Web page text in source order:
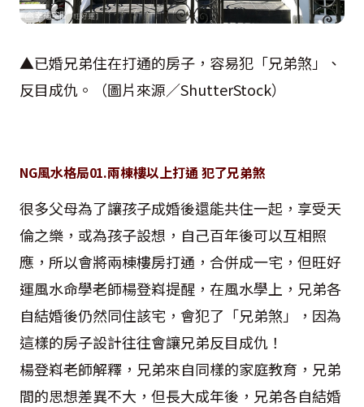
▲已婚兄弟住在打通的房子，容易犯「兄弟煞」、
反目成仇。（圖片來源／ShutterStock）
NG風水格局01.兩棟樓以上打通 犯了兄弟煞
很多父母為了讓孩子成婚後還能共住一起，享受天
倫之樂，或為孩子設想，自己百年後可以互相照
應，所以會將兩棟樓房打通，合併成一宅，但旺好
運風水命學老師楊登嵙提醒，在風水學上，兄弟各
自結婚後仍然同住該宅，會犯了「兄弟煞」，因為
這樣的房子設計往往會讓兄弟反目成仇！
楊登嵙老師解釋，兄弟來自同樣的家庭教育，兄弟
間的思想差異不大，但長大成年後，兄弟各自結婚